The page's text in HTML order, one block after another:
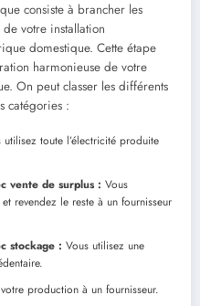
consiste à brancher les
votre installation
domestique. Cette étape
harmonieuse de votre
On peut classer les différents
catégories :
utilisez toute l’électricité produite
vente de surplus : Vous
revendez le reste à un fournisseur
stockage : Vous utilisez une
production à un fournisseur.